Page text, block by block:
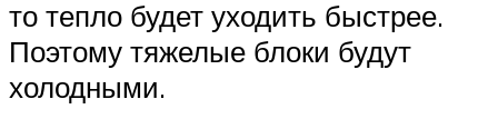
то тепло будет уходить быстрее.
Поэтому тяжелые блоки будут
холодными.